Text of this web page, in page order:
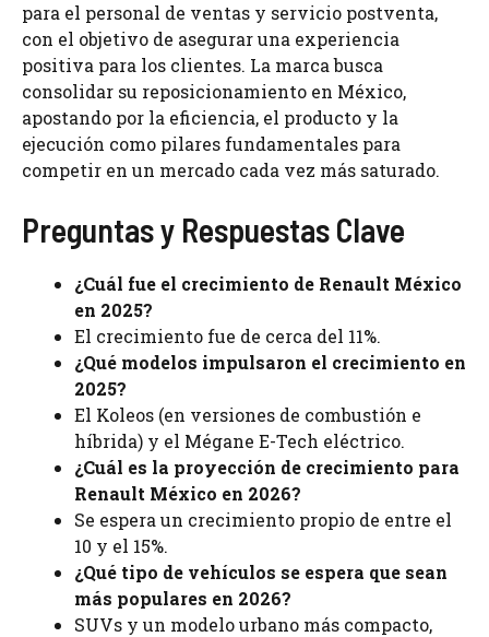
para el personal de ventas y servicio postventa,
con el objetivo de asegurar una experiencia
positiva para los clientes. La marca busca
consolidar su reposicionamiento en México,
apostando por la eficiencia, el producto y la
ejecución como pilares fundamentales para
competir en un mercado cada vez más saturado.
Preguntas y Respuestas Clave
¿Cuál fue el crecimiento de Renault México
en 2025?
El crecimiento fue de cerca del 11%.
¿Qué modelos impulsaron el crecimiento en
2025?
El Koleos (en versiones de combustión e
híbrida) y el Mégane E-Tech eléctrico.
¿Cuál es la proyección de crecimiento para
Renault México en 2026?
Se espera un crecimiento propio de entre el
10 y el 15%.
¿Qué tipo de vehículos se espera que sean
más populares en 2026?
SUVs y un modelo urbano más compacto,